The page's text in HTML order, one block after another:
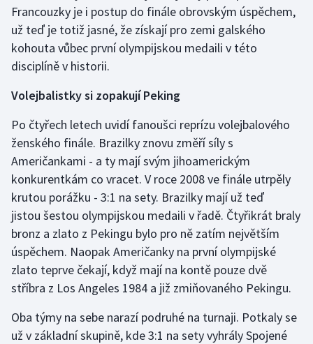
Francouzky je i postup do finále obrovským úspěchem,
už teď je totiž jasné, že získají pro zemi galského
kohouta vůbec první olympijskou medaili v této
disciplíně v historii.
Volejbalistky si zopakují Peking
Po čtyřech letech uvidí fanoušci reprízu volejbalového
ženského finále. Brazilky znovu změří síly s
Američankami - a ty mají svým jihoamerickým
konkurentkám co vracet. V roce 2008 ve finále utrpěly
krutou porážku - 3:1 na sety. Brazilky mají už teď
jistou šestou olympijskou medaili v řadě. Čtyřikrát braly
bronz a zlato z Pekingu bylo pro ně zatím největším
úspěchem. Naopak Američanky na první olympijské
zlato teprve čekají, když mají na kontě pouze dvě
stříbra z Los Angeles 1984 a již zmiňovaného Pekingu.
Oba týmy na sebe narazí podruhé na turnaji. Potkaly se
už v základní skupině, kde 3:1 na sety vyhrály Spojené